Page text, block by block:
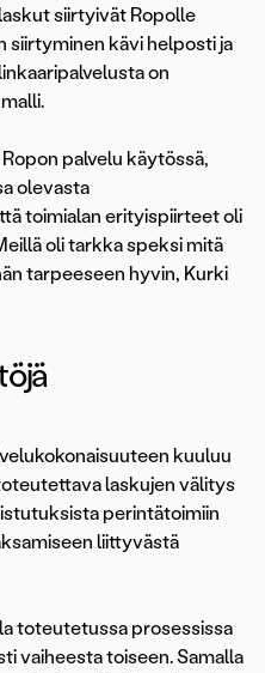
siirtyivät Ropolle
siirtyminen kävi helposti ja
on
palvelu käytössä,
olevasta
toimialan erityispiirteet oli
oli tarkka speksi mitä
tarpeeseen hyvin, Kurki
kuuluu
laskujen välitys
perintätoimiin
liittyvästä
toteutetussa prosessissa
vaiheesta toiseen. Samalla